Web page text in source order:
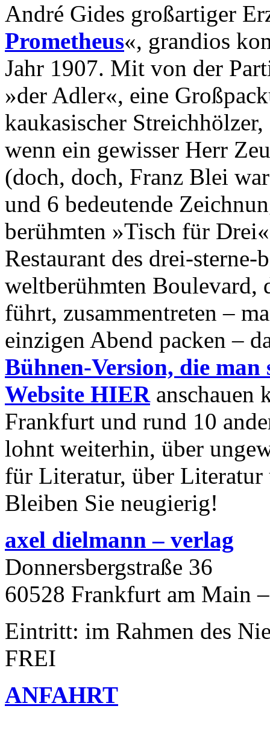
André Gides großartiger
Prometheus«, grandios
Jahr 1907. Mit von der
»der Adler«, eine
kaukasischer
wenn ein gewisser Herr
(doch, doch, Franz Blei
und 6 bedeutende
berühmten »Tisch für
Restaurant des drei-
weltberühmten Boulevard,
führt, zusammentreten –
einzigen Abend packen –
Bühnen-Version, die man
Website HIERanschauen
Frankfurt und rund 10
lohnt weiterhin, über
für Literatur, über Literatur
Bleiben Sie neugierig!
axel dielmann – verlag
Donnersbergstraße 36
60528 Frankfurt am Main
Eintritt: im Rahmen des
FREI
ANFAHRT